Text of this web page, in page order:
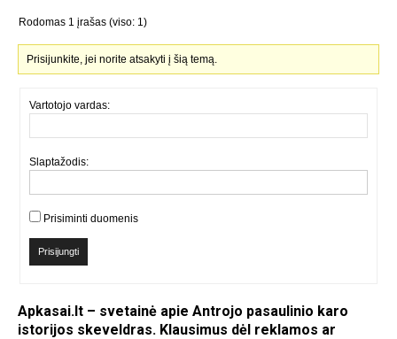
Rodomas 1 įrašas (viso: 1)
Prisijunkite, jei norite atsakyti į šią temą.
Vartotojo vardas:
Slaptažodis:
Prisiminti duomenis
Prisijungti
Apkasai.lt – svetainė apie Antrojo pasaulinio karo
istorijos skeveldras. Klausimus dėl reklamos ar